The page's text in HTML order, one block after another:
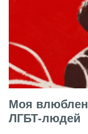
Моя
ЛГБТ-людей